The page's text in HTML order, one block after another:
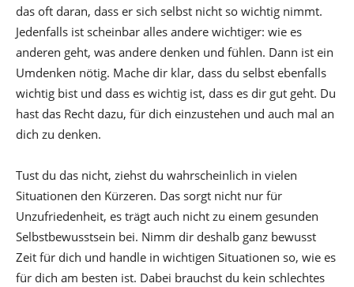
das oft daran, dass er sich selbst nicht so wichtig nimmt.
Jedenfalls ist scheinbar alles andere wichtiger: wie es
anderen geht, was andere denken und fühlen. Dann ist ein
Umdenken nötig. Mache dir klar, dass du selbst ebenfalls
wichtig bist und dass es wichtig ist, dass es dir gut geht. Du
hast das Recht dazu, für dich einzustehen und auch mal an
dich zu denken.
Tust du das nicht, ziehst du wahrscheinlich in vielen
Situationen den Kürzeren. Das sorgt nicht nur für
Unzufriedenheit, es trägt auch nicht zu einem gesunden
Selbstbewusstsein bei. Nimm dir deshalb ganz bewusst
Zeit für dich und handle in wichtigen Situationen so, wie es
für dich am besten ist. Dabei brauchst du kein schlechtes